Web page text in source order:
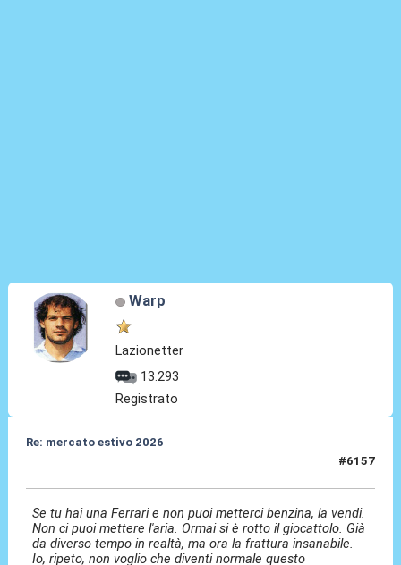
Warp
Lazionetter
13.293
Registrato
Re: mercato estivo 2026
#6157
Se tu hai una Ferrari e non puoi metterci benzina, la vendi.
Non ci puoi mettere l'aria. Ormai si è rotto il giocattolo. Già
da diverso tempo in realtà, ma ora la frattura insanabile.
Io, ripeto, non voglio che diventi normale questo